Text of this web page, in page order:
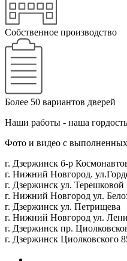
Собственное производство
Более 50 вариантов дверей
Наши работы - наша гордость
Фото и видео с
г. Дзержинск б-р
г. Нижний Новгород.
г. Дзержинск ул. Терешковой
г. Нижний Новгород ул.
г. Дзержинск ул. Петрищева
г. Нижний Новгород ул.
г. Дзержинск пр.
г. Дзержинск Циолковского